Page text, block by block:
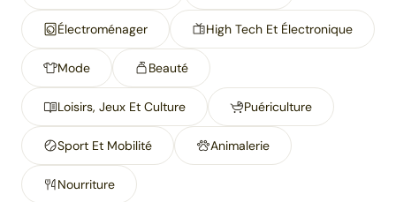
Électroménager High Tech Et Électronique
Mode Beauté
Loisirs, Jeux Et Culture Puériculture
Sport Et Mobilité Animalerie
Nourriture